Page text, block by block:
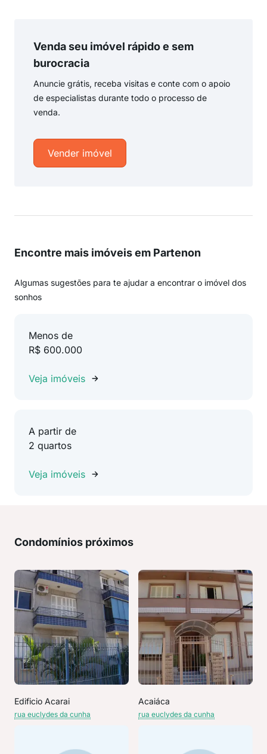
Venda seu imóvel rápido e sem
burocracia
Anuncie grátis, receba visitas e conte com o apoio
de especialistas durante todo o processo de
venda.
Vender imóvel
Encontre mais imóveis em Partenon
Algumas sugestões para te ajudar a encontrar o imóvel dos
sonhos
Menos de
R$ 600.000
Veja imóveis
A partir de
2 quartos
Veja imóveis
Condomínios próximos
Edificio Acarai
rua euclydes da cunha
Acaiáca
rua euclydes da cunha